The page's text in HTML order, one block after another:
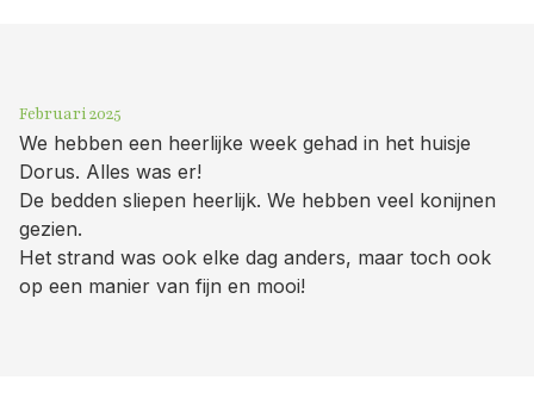
Februari 2025
We hebben een heerlijke week gehad in het huisje
Dorus. Alles was er!
De bedden sliepen heerlijk. We hebben veel konijnen
gezien.
Het strand was ook elke dag anders, maar toch ook
op een manier van fijn en mooi!